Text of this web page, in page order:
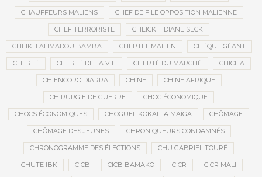
CHAUFFEURS MALIENS CHEF DE FILE OPPOSITION MALIENNE
CHEF TERRORISTE CHEICK TIDIANE SECK
CHEIKH AHMADOU BAMBA CHEPTEL MALIEN CHÈQUE GÉANT
CHERTÉ CHERTÉ DE LA VIE CHERTÉ DU MARCHÉ CHICHA
CHIENCORO DIARRA CHINE CHINE AFRIQUE
CHIRURGIE DE GUERRE CHOC ÉCONOMIQUE
CHOCS ÉCONOMIQUES CHOGUEL KOKALLA MAÏGA CHÔMAGE
CHÔMAGE DES JEUNES CHRONIQUEURS CONDAMNÉS
CHRONOGRAMME DES ÉLECTIONS CHU GABRIEL TOURÉ
CHUTE IBK CICB CICB BAMAKO CICR CICR MALI